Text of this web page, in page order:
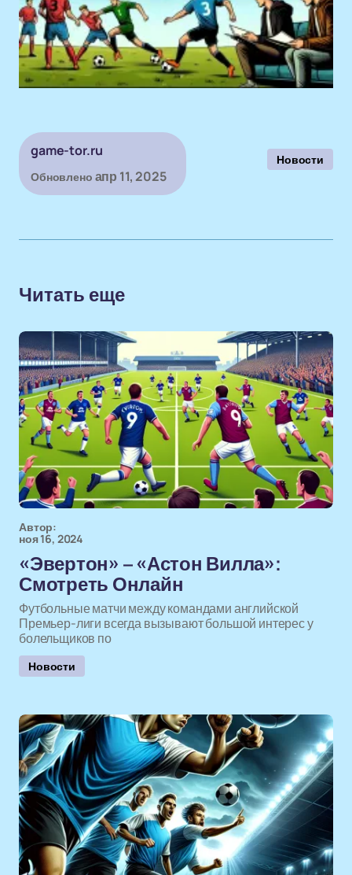
game-tor.ru
Обновлено апр 11, 2025
Новости
Читать еще
Автор:
ноя 16, 2024
«Эвертон» – «Астон Вилла»:
Смотреть Онлайн
Футбольные матчи между командами английской
Премьер-лиги всегда вызывают большой интерес у
болельщиков по
Новости